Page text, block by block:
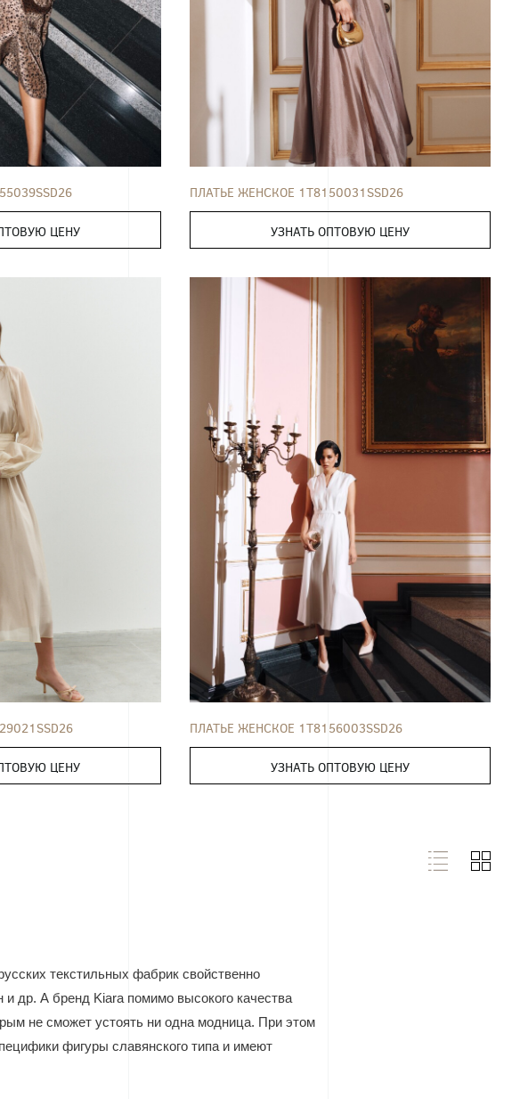
48 50
ЦЕНУ
42 44 46 48 50 52
ПЛАТЬЕ ЖЕНСКОЕ 1T8150031SSD26
УЗНАТЬ ОПТОВУЮ ЦЕНУ
50 52
ЦЕНУ
ПЛАТЬЕ 44 46 48 50
ПЛАТЬЕ ЖЕНСКОЕ 1T8156003SSD26
УЗНАТЬ ОПТОВУЮ ЦЕНУ
текстильных фабрик свойственно
др. А бренд Kiara помимо высокого качества
не сможет устоять ни одна модница. При этом
фигуры славянского типа и имеют